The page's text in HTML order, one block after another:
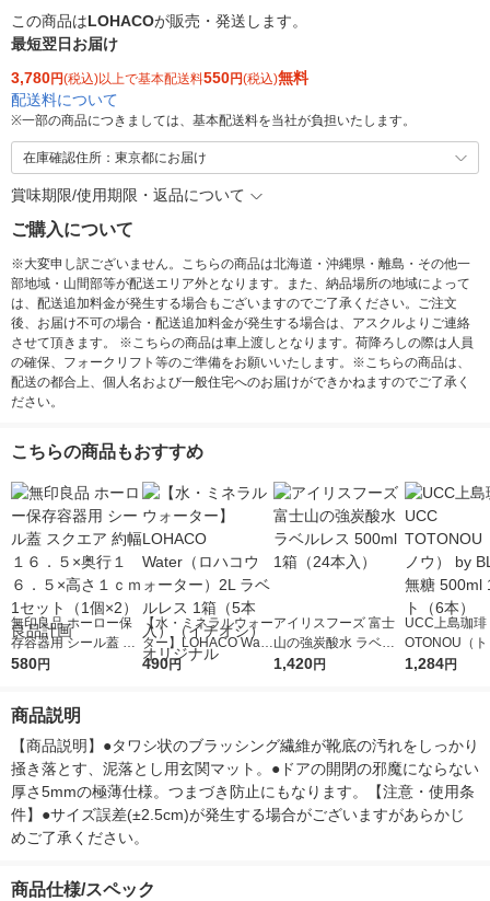
この商品はLOHACOが販売・発送します。
最短翌日お届け
3,780円(税込)以上で基本配送料550円(税込)無料
配送料について
※一部の商品につきましては、基本配送料を当社が負担いたします。
在庫確認住所：東京都にお届け
賞味期限/使用期限・返品について
ご購入について
※大変申し訳ございません。こちらの商品は北海道・沖縄県・離島・その他一
部地域・山間部等が配送エリア外となります。また、納品場所の地域によって
は、配送追加料金が発生する場合もございますのでご了承ください。ご注文
後、お届け不可の場合・配送追加料金が発生する場合は、アスクルよりご連絡
させて頂きます。 ※こちらの商品は車上渡しとなります。荷降ろしの際は人員
の確保、フォークリフト等のご準備をお願いいたします。※こちらの商品は、
配送の都合上、個人名および一般住宅へのお届けができかねますのでご了承く
ださい。
こちらの商品もおすすめ
無印良品 ホーロー保
存容器用 シール蓋 ス
クエア 約幅１６．５×
2） 良品計画
580円
【水・ミネラルウォー
ター】LOHACO Wate
r（ロハコウォータ
490円
アイリスフーズ 富士
山の強炭酸水 ラベル
レス 500ml 1箱（24
1,420円
UCC上島珈琲
OTONOU（
ウ） by
1,284円
商品説明
【商品説明】●タワシ状のブラッシング繊維が靴底の汚れをしっかり
掻き落とす、泥落とし用玄関マット。●ドアの開閉の邪魔にならない
厚さ5mmの極薄仕様。つまづき防止にもなります。【注意・使用条
件】●サイズ誤差(±2.5cm)が発生する場合がございますがあらかじ
めご了承ください。
商品仕様/スペック